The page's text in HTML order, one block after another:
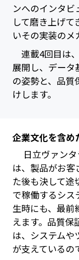
ンへのインタ
して磨き上げ
いその実装のメ
連載4回目は
展開し、データ
の姿勢と、品質
けします。
企業文化を含め
日立ヴァンタ
は、製品がお
た後も決して途
で稼働するシス
生時にも、最前
えます。品質保
は、システムや
が支えているの